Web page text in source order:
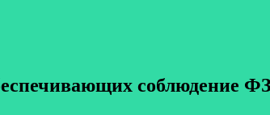
соблюдение